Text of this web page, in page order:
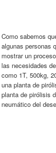
Como sabemos
algunas personas
mostrar un
las necesidades
como 1T, 500kg,
una planta de
planta de pirólisis
neumático del